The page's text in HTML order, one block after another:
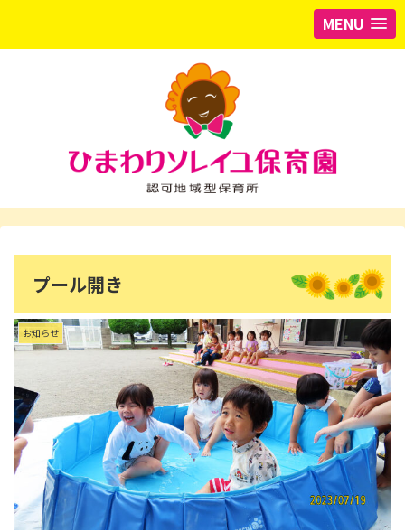
MENU
プール開き
お知らせ